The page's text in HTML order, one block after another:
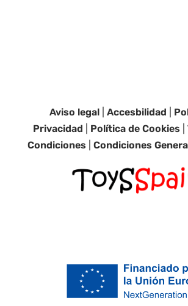
Aviso legal |Accesbilidad
Privacidad
Política de Cookies |
Condiciones |Condiciones